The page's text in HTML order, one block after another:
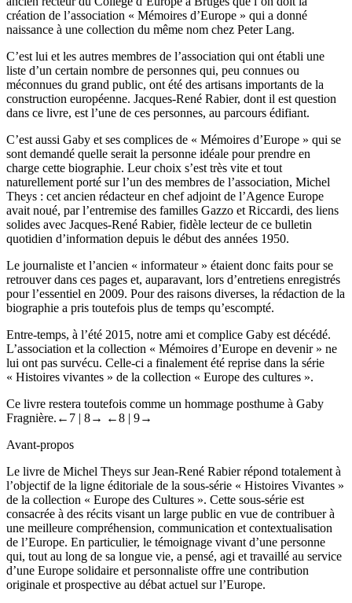
création de l’association « Mémoires d’Europe » qui a donné
naissance à une collection du même nom chez Peter Lang.
C’est lui et les autres membres de l’association qui ont établi une
liste d’un certain nombre de personnes qui, peu connues ou
méconnues du grand public, ont été des artisans importants de la
construction européenne. Jacques-René Rabier, dont il est question
dans ce livre, est l’une de ces personnes, au parcours édifiant.
C’est aussi Gaby et ses complices de « Mémoires d’Europe » qui se
sont demandé quelle serait la personne idéale pour prendre en
charge cette biographie. Leur choix s’est très vite et tout
naturellement porté sur l’un des membres de l’association, Michel
Theys : cet ancien rédacteur en chef adjoint de l’Agence Europe
avait noué, par l’entremise des familles Gazzo et Riccardi, des liens
solides avec Jacques-René Rabier, fidèle lecteur de ce bulletin
quotidien d’information depuis le début des années 1950.
Le journaliste et l’ancien « informateur » étaient donc faits pour se
retrouver dans ces pages et, auparavant, lors d’entretiens enregistrés
pour l’essentiel en 2009. Pour des raisons diverses, la rédaction de la
biographie a pris toutefois plus de temps qu’escompté.
Entre-temps, à l’été 2015, notre ami et complice Gaby est décédé.
L’association et la collection « Mémoires d’Europe en devenir » ne
lui ont pas survécu. Celle-ci a finalement été reprise dans la série
« Histoires vivantes » de la collection « Europe des cultures ».
Ce livre restera toutefois comme un hommage posthume à Gaby
Fragnière. ←7 | 8→ ←8 | 9→
Avant-propos
Le livre de Michel Theys sur Jean-René Rabier répond totalement à
l’objectif de la ligne éditoriale de la sous-série « Histoires Vivantes »
de la collection « Europe des Cultures ». Cette sous-série est
consacrée à des récits visant un large public en vue de contribuer à
une meilleure compréhension, communication et contextualisation
de l’Europe. En particulier, le témoignage vivant d’une personne
qui, tout au long de sa longue vie, a pensé, agi et travaillé au service
d’une Europe solidaire et personnaliste offre une contribution
originale et prospective au débat actuel sur l’Europe.